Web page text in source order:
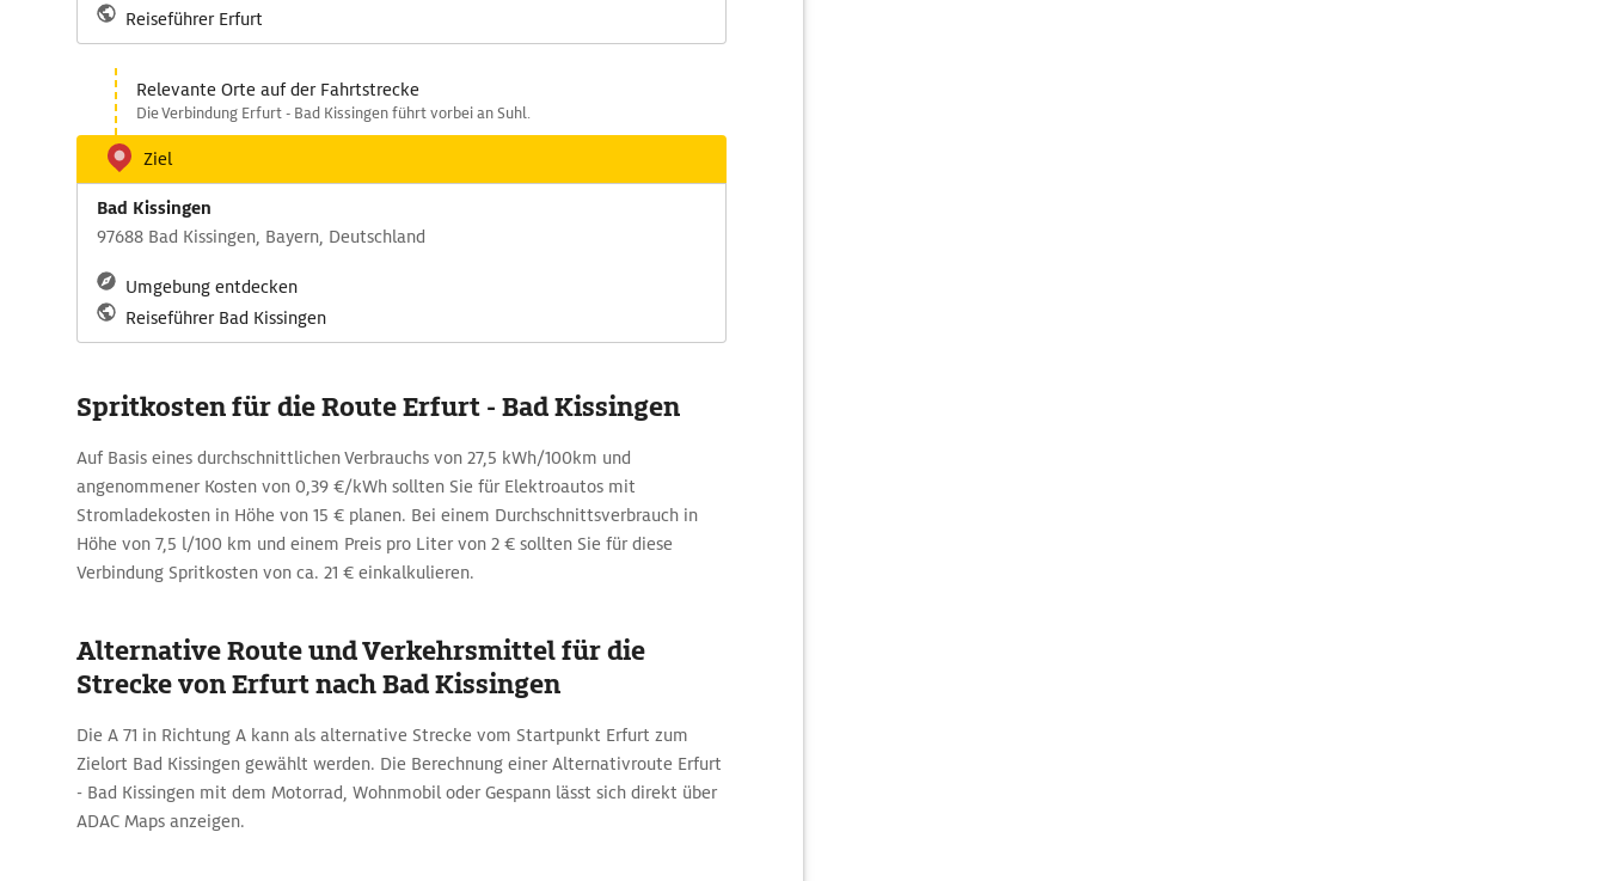
Reiseführer Erfurt
Relevante Orte auf der Fahrtstrecke
Die Verbindung Erfurt - Bad Kissingen führt vorbei an Suhl.
Ziel
Bad Kissingen
97688 Bad Kissingen, Bayern, Deutschland
Umgebung entdecken
Reiseführer Bad Kissingen
Spritkosten für die Route Erfurt - Bad Kissingen
Auf Basis eines durchschnittlichen Verbrauchs von 27,5 kWh/100km und
angenommener Kosten von 0,39 €/kWh sollten Sie für Elektroautos mit
Stromladekosten in Höhe von 15 € planen. Bei einem Durchschnittsverbrauch in
Höhe von 7,5 l/100 km und einem Preis pro Liter von 2 € sollten Sie für diese
Verbindung Spritkosten von ca. 21 € einkalkulieren.
Alternative Route und Verkehrsmittel für die
Strecke von Erfurt nach Bad Kissingen
Die A 71 in Richtung A kann als alternative Strecke vom Startpunkt Erfurt zum
Zielort Bad Kissingen gewählt werden. Die Berechnung einer Alternativroute Erfurt
- Bad Kissingen mit dem Motorrad, Wohnmobil oder Gespann lässt sich direkt über
ADAC Maps anzeigen.